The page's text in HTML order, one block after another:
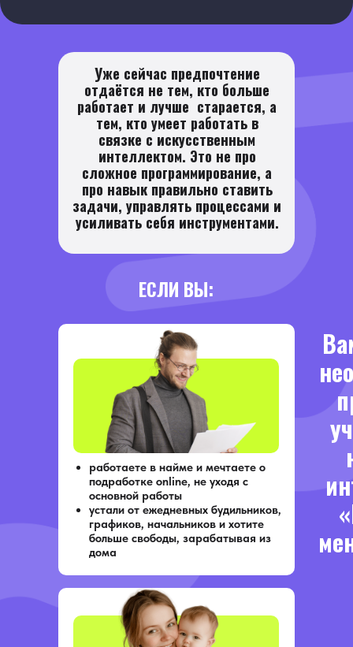
Уже сейчас предпочтение
отдаётся не тем, кто больше
работает и лучше старается, а
тем, кто умеет работать в
связке с искусственным
интеллектом. Это не про
сложное программирование, а
про навык правильно ставить
задачи, управлять процессами и
усиливать себя инструментами.
ЕСЛИ ВЫ:
работаете в найме и мечтаете о
подработке online, не уходя с
основной работы
устали от ежедневных будильников,
графиков, начальников и хотите
больше свободы, зарабатывая из
дома
Что вас ждёт
на вебинаре:
1. Почему ИИ в маркетплейсах – это настоящая
революция, как они делают день менеджера х5–
10 эффективней
процесса написания текстов с помощью
нейросетей на примере простой, доступной